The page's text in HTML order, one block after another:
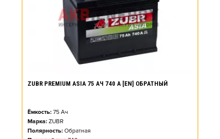
ZUBR PREMIUM ASIA 75 АЧ 740 А [EN] ОБРАТНЫЙ
Ёмкость: 75 Ач
Марка: ZUBR
Полярность: Обратная